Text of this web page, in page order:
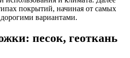
покрытий, начиная от самых
вариантами.
песок, геоткань